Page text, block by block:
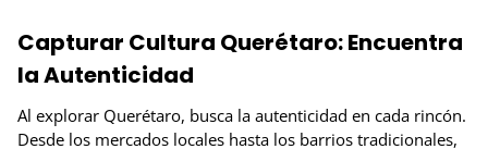
Capturar Cultura Querétaro: Encuentra
la Autenticidad
Al explorar Querétaro, busca la autenticidad en cada rincón.
Desde los mercados locales hasta los barrios tradicionales,